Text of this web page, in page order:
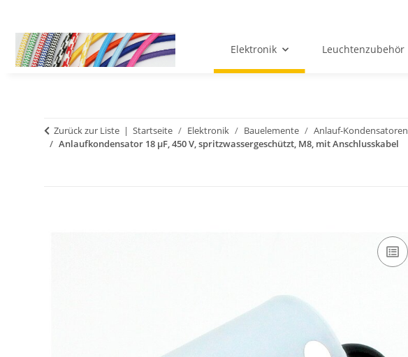
Elektronik Leuchtenzubehör
Zurück zur Liste Startseite Elektronik Bauelemente Anlauf-Kondensatoren
Anlaufkondensator 18 µF, 450 V, spritzwassergeschützt, M8, mit Anschlusskabel